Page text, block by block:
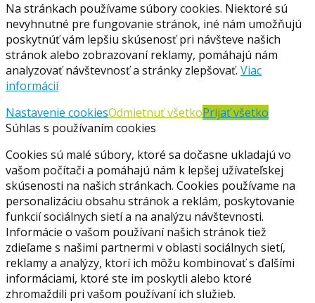
Na stránkach používame súbory cookies. Niektoré sú
nevyhnutné pre fungovanie stránok, iné nám umožňujú
poskytnúť vám lepšiu skúsenosť pri návšteve našich
stránok alebo zobrazovaní reklamy, pomáhajú nám
analyzovať návštevnosť a stránky zlepšovať. Viac
informácií
Nastavenie cookiesOdmietnuť všetkoPrijať všetko
Súhlas s používaním cookies
Cookies sú malé súbory, ktoré sa dočasne ukladajú vo
vašom počítači a pomáhajú nám k lepšej užívateľskej
skúsenosti na našich stránkach. Cookies používame na
personalizáciu obsahu stránok a reklám, poskytovanie
funkcií sociálnych sietí a na analýzu návštevnosti.
Informácie o vašom používaní našich stránok tiež
zdieľame s našimi partnermi v oblasti sociálnych sietí,
reklamy a analýzy, ktorí ich môžu kombinovať s ďalšími
informáciami, ktoré ste im poskytli alebo ktoré
zhromaždili pri vašom používaní ich služieb.